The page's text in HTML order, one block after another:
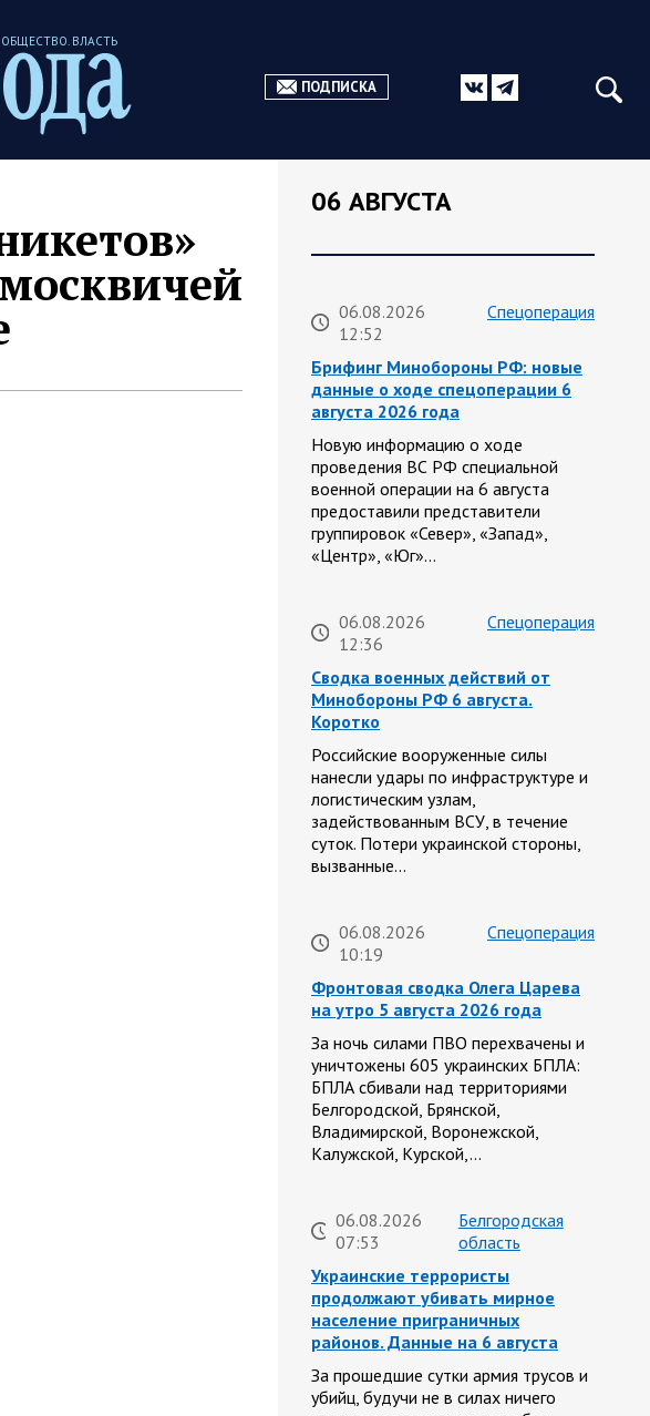
ВЛАСТЬ
ПОДПИСКА
06 АВГУСТА
06.08.2026
12:52
Спецоперация
Брифинг Минобороны РФ: новые
данные о ходе спецоперации 6
августа 2026 года
Новую информацию о ходе
проведения ВС РФ специальной
военной операции на 6 августа
предоставили представители
группировок «Север», «Запад»,
«Центр», «Юг»…
06.08.2026
12:36
Спецоперация
Сводка военных действий от
Минобороны РФ 6 августа.
Коротко
Российские вооруженные силы
нанесли удары по инфраструктуре и
логистическим узлам,
задействованным ВСУ, в течение
суток. Потери украинской стороны,
вызванные…
06.08.2026
10:19
Спецоперация
Фронтовая сводка Олега Царева
на утро 5 августа 2026 года
За ночь силами ПВО перехвачены и
уничтожены 605 украинских БПЛА:
БПЛА сбивали над территориями
Белгородской, Брянской,
Владимирской, Воронежской,
Калужской, Курской,…
06.08.2026
07:53
Белгородская
область
Украинские террористы
продолжают убивать мирное
население приграничных
районов. Данные на 6 августа
За прошедшие сутки армия трусов и
убийц, будучи не в силах ничего